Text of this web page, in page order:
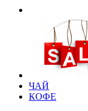
ЧАЙ
КОФЕ